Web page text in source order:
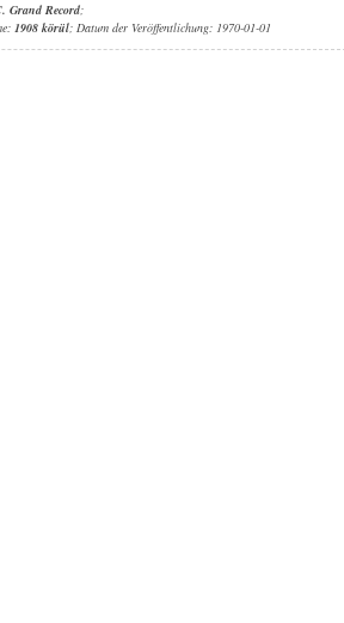
Grand Record;
1908 körül; Datum der Veröffentlichung: 1970-01-01